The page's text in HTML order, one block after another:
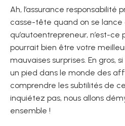
Ah, l’assurance responsabilité
casse-tête quand on se lance
qu’autoentrepreneur, n’est-ce
pourrait bien être votre
mauvaises surprises. En gros,
un pied dans le monde des
comprendre les subtilités de
inquiétez pas, nous allons
ensemble !